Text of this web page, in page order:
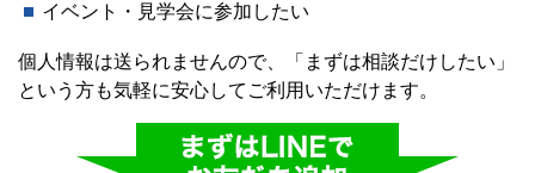
イベント・見学会に参加したい
個人情報は送られませんので、「まずは相談だけしたい」
という方も気軽に安心してご利用いただけます。